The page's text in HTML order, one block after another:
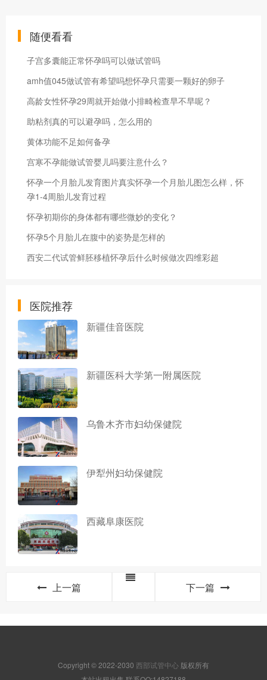
随便看看
子宫多囊能正常怀孕吗可以做试管吗
amh值045做试管有希望吗想怀孕只需要一颗好的卵子
高龄女性怀孕29周就开始做小排畸检查早不早呢？
助粘剂真的可以避孕吗，怎么用的
黄体功能不足如何备孕
宫寒不孕能做试管婴儿吗要注意什么？
怀孕一个月胎儿发育图片真实怀孕一个月胎儿图怎么样，怀
孕1-4周胎儿发育过程
怀孕初期你的身体都有哪些微妙的变化？
怀孕5个月胎儿在腹中的姿势是怎样的
西安二代试管鲜胚移植怀孕后什么时候做次四维彩超
医院推荐
新疆佳音医院
新疆医科大学第一附属医院
乌鲁木齐市妇幼保健院
伊犁州妇幼保健院
西藏阜康医院
上一篇 下一篇
Copyright © 2022-2030 西部试管中心 版权所有